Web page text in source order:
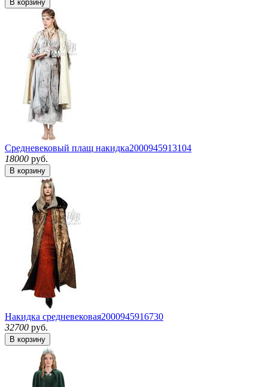
В корзину
Средневековый плащ накидка2000945913104
18000 руб.
В корзину
Накидка средневековая2000945916730
32700 руб.
В корзину